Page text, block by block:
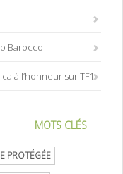
Barocco
à l’honneur sur TF1
MOTS CLÉS
PROTÉGÉE